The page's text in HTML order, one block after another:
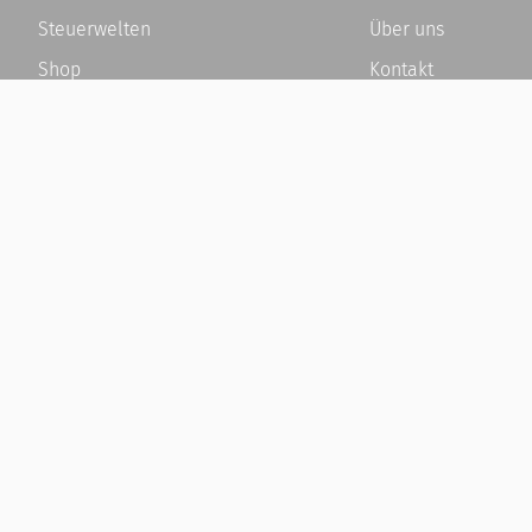
Steuerwelten
Shop
Über uns
Kontakt